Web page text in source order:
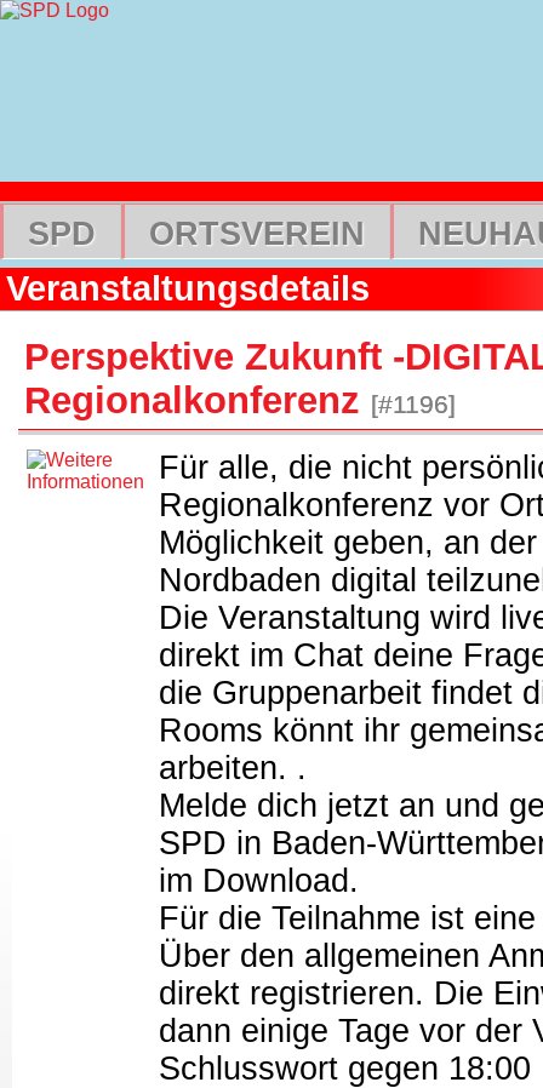
SPD ORTSVEREIN
Veranstaltungsdetails
Perspektive Zukunft -
Regionalkonferenz [#1196]
Für alle, die nicht
Regionalkonferenz vor
Möglichkeit geben, an
Nordbaden digital
Die Veranstaltung wird
direkt im Chat deine
die Gruppenarbeit findet
Rooms könnt ihr
arbeiten. .
Melde dich jetzt an und
SPD in Baden-
im Download.
Für die Teilnahme ist
Über den allgemeinen
direkt registrieren. Die
dann einige Tage vor der
Schlusswort gegen 18:00